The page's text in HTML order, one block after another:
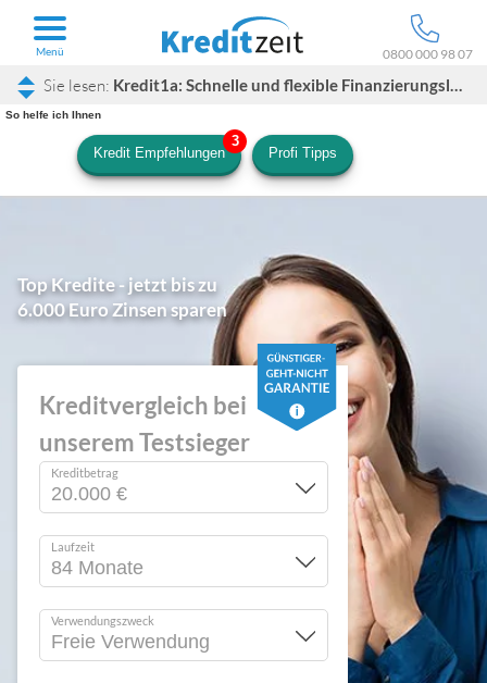
Menü 0800 000 98 07
Kredit1a: Schnelle und flexible Finanzierungslösungen online
So helfe ich Ihnen
Kredit Empfehlungen Profi Tipps
Top Kredite - jetzt bis zu
6.000 Euro Zinsen sparen
Kreditvergleich bei
unserem Testsieger
Kreditbetrag
Laufzeit
Verwendungszweck